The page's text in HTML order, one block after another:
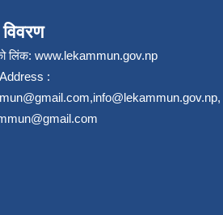
लिंक: www.lekammun.gov.np
:
,info@lekammun.gov.np,